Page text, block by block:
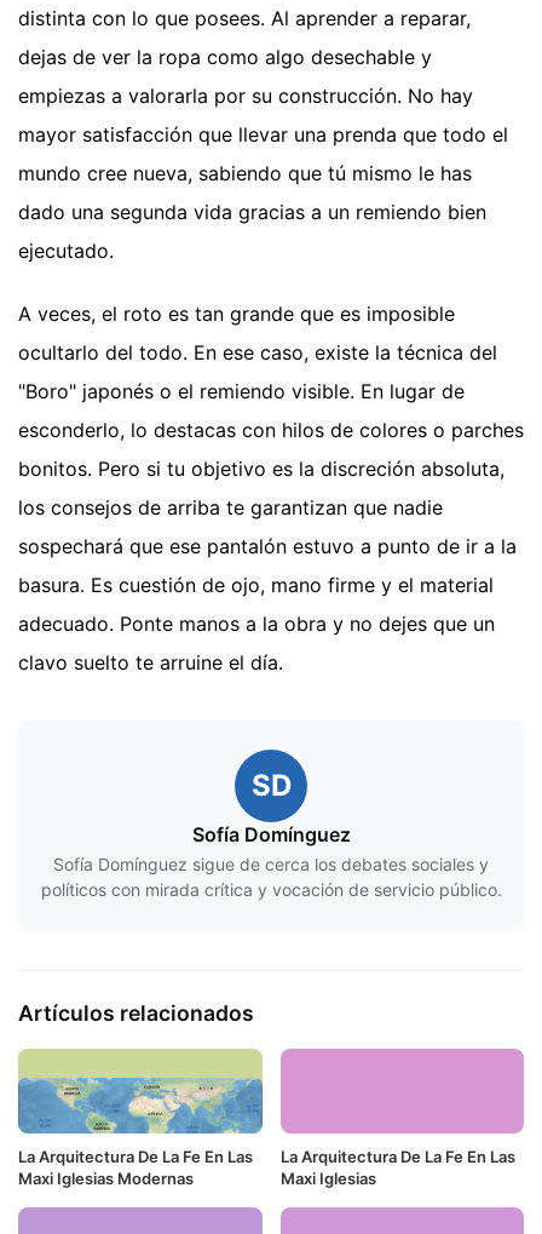
distinta con lo que posees. Al aprender a reparar,
dejas de ver la ropa como algo desechable y
empiezas a valorarla por su construcción. No hay
mayor satisfacción que llevar una prenda que todo el
mundo cree nueva, sabiendo que tú mismo le has
dado una segunda vida gracias a un remiendo bien
ejecutado.
A veces, el roto es tan grande que es imposible
ocultarlo del todo. En ese caso, existe la técnica del
"Boro" japonés o el remiendo visible. En lugar de
esconderlo, lo destacas con hilos de colores o parches
bonitos. Pero si tu objetivo es la discreción absoluta,
los consejos de arriba te garantizan que nadie
sospechará que ese pantalón estuvo a punto de ir a la
basura. Es cuestión de ojo, mano firme y el material
adecuado. Ponte manos a la obra y no dejes que un
clavo suelto te arruine el día.
SD
Sofía Domínguez
Sofía Domínguez sigue de cerca los debates sociales y
políticos con mirada crítica y vocación de servicio público.
Artículos relacionados
La Arquitectura De La Fe En Las
Maxi Iglesias Modernas
La Arquitectura De La Fe En Las
Maxi Iglesias